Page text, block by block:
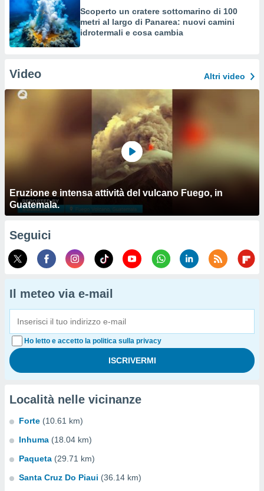
Scoperto un cratere sottomarino di 100
metri al largo di Panarea: nuovi camini
idrotermali e cosa cambia
Video Altri video
Eruzione e intensa attività del vulcano Fuego, in
Guatemala.
Seguici
Il meteo via e-mail
Ho letto e accetto la politica sulla privacy
Località nelle vicinanze
Forte (10.61 km)
Inhuma (18.04 km)
Paqueta (29.71 km)
Santa Cruz Do Piaui (36.14 km)